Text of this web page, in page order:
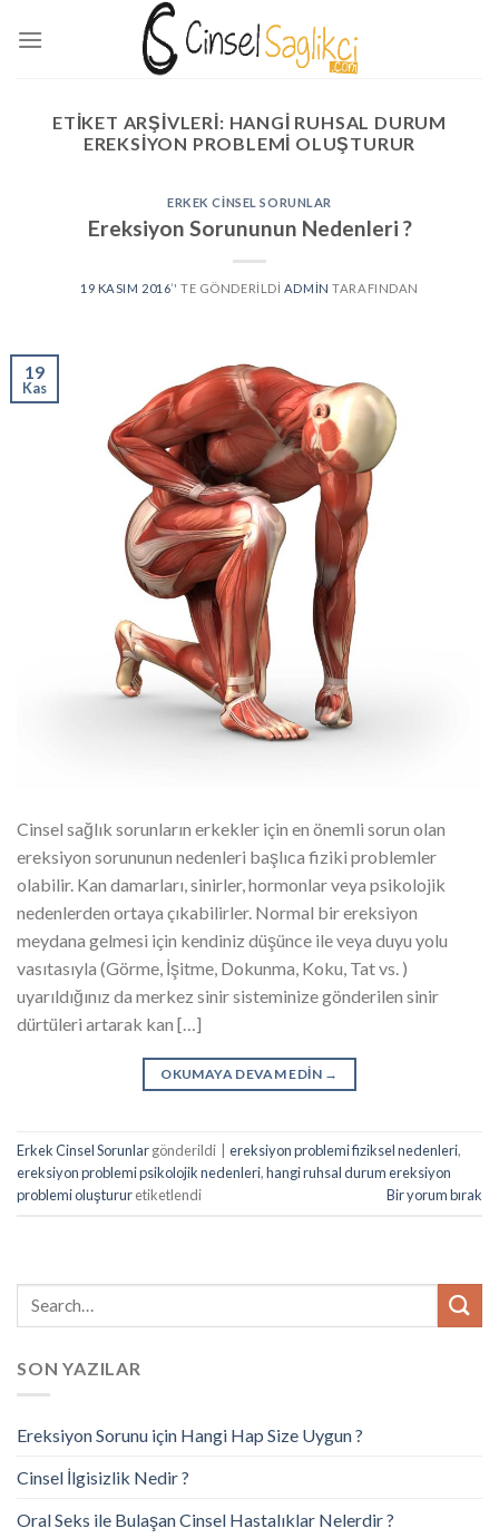
ETIKET ARŞIVLERI: HANGI RUHSAL DURUM
EREKSIYON PROBLEMI OLUŞTURUR
ERKEK CINSEL SORUNLAR
Ereksiyon Sorununun Nedenleri ?
19 KASIM 2016’' TE GÖNDERILDI ADMIN TARAFINDAN
19
Kas
Cinsel sağlık sorunların erkekler için en önemli sorun olan
ereksiyon sorununun nedenleri başlıca fiziki problemler
olabilir. Kan damarları, sinirler, hormonlar veya psikolojik
nedenlerden ortaya çıkabilirler. Normal bir ereksiyon
meydana gelmesi için kendiniz düşünce ile veya duyu yolu
vasıtasıyla (Görme, İşitme, Dokunma, Koku, Tat vs. )
uyarıldığınız da merkez sinir sisteminize gönderilen sinir
dürtüleri artarak kan […]
OKUMAYA DEVAM EDIN →
Erkek Cinsel Sorunlargönderildi ereksiyon problemi fiziksel nedenleri,
ereksiyon problemi psikolojik nedenleri,hangi ruhsal durum ereksiyon
problemi oluştururetiketlendi Bir yorum bırak
SON YAZILAR
Ereksiyon Sorunu için Hangi Hap Size Uygun ?
Cinsel İlgisizlik Nedir ?
Oral Seks ile Bulaşan Cinsel Hastalıklar Nelerdir ?